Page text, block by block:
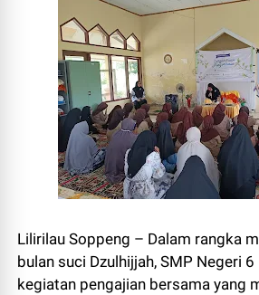
Lilirilau Soppeng – Dalam rangka
bulan suci Dzulhijjah, SMP Negeri
kegiatan pengajian bersama yang